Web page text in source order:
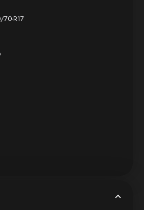
ожидаемую
ценителей
70-R17